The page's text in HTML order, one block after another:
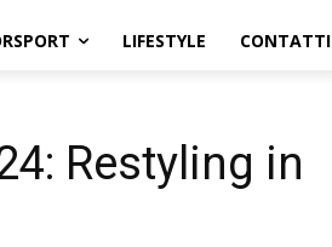
LIFESTYLE CONTATTI
Restyling in